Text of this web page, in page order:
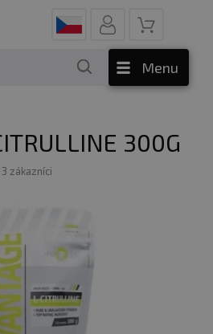
Menu
300G
zákazníci